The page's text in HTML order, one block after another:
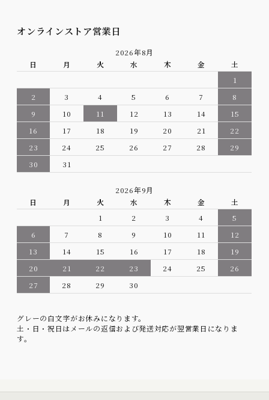
オンラインストア営業日
2026年8月
日
月 火 水 木 金
土
1
2
3 4 5 6 7
8
9
10 11 12 13 14
15
16
17 18 19 20 21
22
23
24 25 26 27 28
29
30
31
2026年9月
日
月 火 水 木 金
土
1
2 3 4
5
6
7 8 9 10 11
12
13
14 15 16 17 18
19
20
21 22 23 24 25
26
27
28 29 30
グレーの白文字がお休みになります。
土・日・祝日はメールの返信および発送対応が翌営業日になりま
す。